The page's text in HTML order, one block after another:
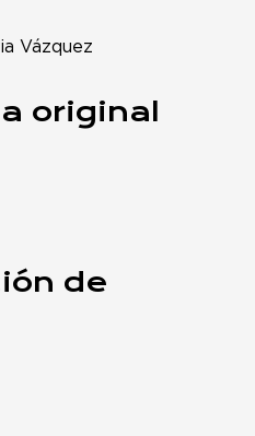
Vázquez
original
de